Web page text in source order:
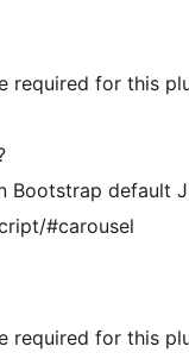
required for this
Bootstrap default
#carousel
required for this